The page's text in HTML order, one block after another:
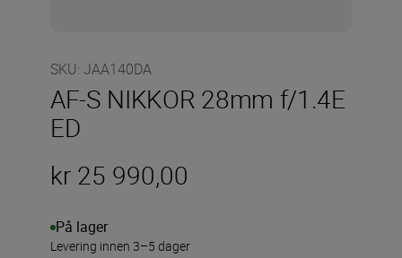
SKU: JAA140DA
AF-S NIKKOR 28mm f/1.4E
ED
kr 25 990,00
På lager
Levering innen 3–5 dager